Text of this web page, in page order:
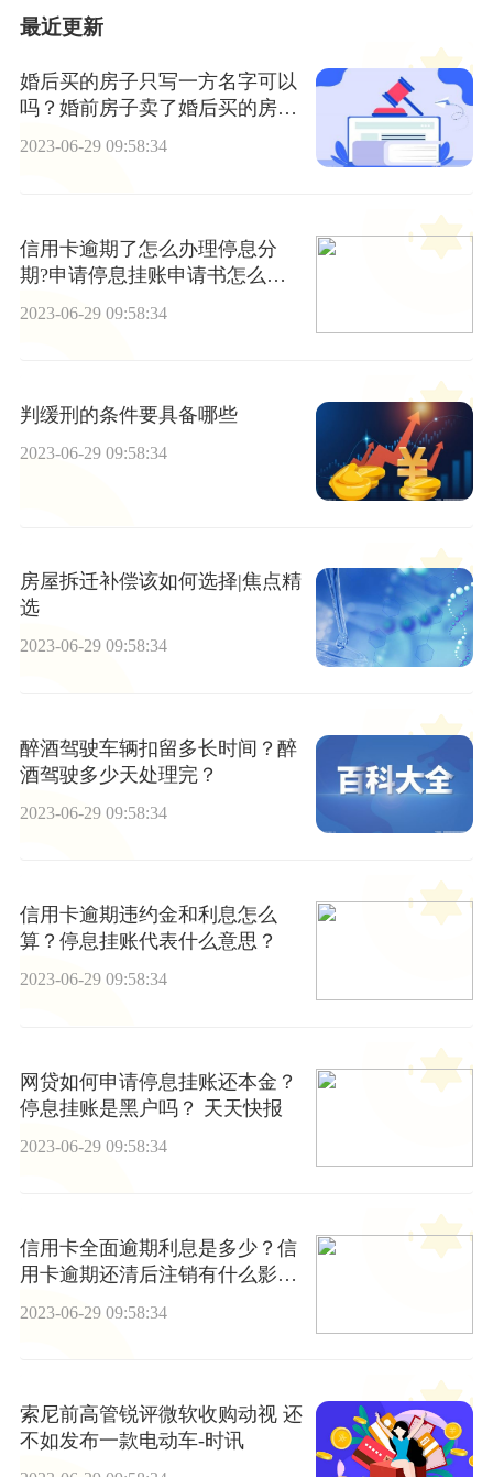
最近更新
婚后买的房子只写一方名字可以
吗？婚前房子卖了婚后买的房子
是否属于夫妻共同财产分哪两种
2023-06-29 09:58:34
信用卡逾期了怎么办理停息分
期?申请停息挂账申请书怎么
2023-06-29 09:58:34
判缓刑的条件要具备哪些
2023-06-29 09:58:34
房屋拆迁补偿该如何选择|焦点精
选
2023-06-29 09:58:34
醉酒驾驶车辆扣留多长时间？醉
酒驾驶多少天处理完？
2023-06-29 09:58:34
信用卡逾期违约金和利息怎么
算？停息挂账代表什么意思？
2023-06-29 09:58:34
网贷如何申请停息挂账还本金？
停息挂账是黑户吗？ 天天快报
2023-06-29 09:58:34
信用卡全面逾期利息是多少？信
用卡逾期还清后注销有什么影
2023-06-29 09:58:34
索尼前高管锐评微软收购动视 还
不如发布一款电动车-时讯